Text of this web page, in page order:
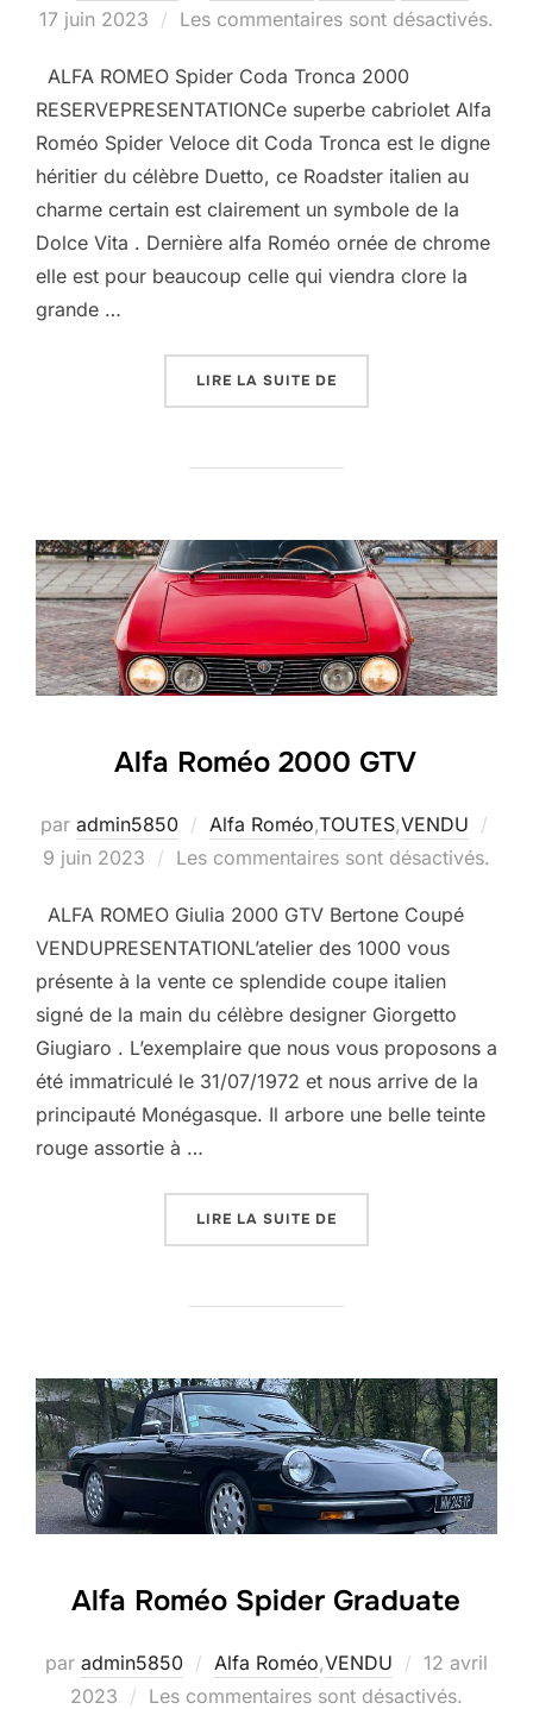
17 juin 2023 Les commentaires sont désactivés.
ALFA ROMEO Spider Coda Tronca 2000
RESERVEPRESENTATIONCe superbe cabriolet Alfa
Roméo Spider Veloce dit Coda Tronca est le digne
héritier du célèbre Duetto, ce Roadster italien au
charme certain est clairement un symbole de la
Dolce Vita . Dernière alfa Roméo ornée de chrome
elle est pour beaucoup celle qui viendra clore la
grande …
LIRE LA SUITE DE
Alfa Roméo 2000 GTV
par admin5850 Alfa Roméo,TOUTES,VENDU
9 juin 2023 Les commentaires sont désactivés.
ALFA ROMEO Giulia 2000 GTV Bertone Coupé
VENDUPRESENTATIONL’atelier des 1000 vous
présente à la vente ce splendide coupe italien
signé de la main du célèbre designer Giorgetto
Giugiaro . L’exemplaire que nous vous proposons a
été immatriculé le 31/07/1972 et nous arrive de la
principauté Monégasque. Il arbore une belle teinte
rouge assortie à …
LIRE LA SUITE DE
Alfa Roméo Spider Graduate
par admin5850 Alfa Roméo,VENDU
Publié
le
12 avril
2023
Les commentaires sont désactivés.